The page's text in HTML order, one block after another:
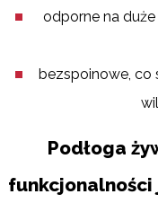
odporne na
bezspoinowe, co
Podłoga